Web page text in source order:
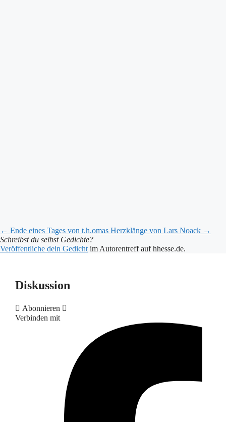
← Ende eines Tages von t.h.omas Herzklänge von Lars Noack →
Schreibst du selbst Gedichte?
Veröffentliche dein Gedicht im Autorentreff auf hhesse.de.
Diskussion
Abonnieren
Verbinden mit